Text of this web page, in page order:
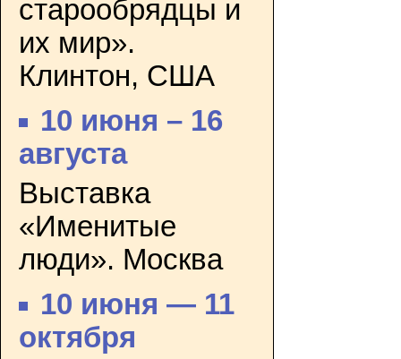
старообрядцы и
их мир».
Клинтон, США
10 июня – 16
августа
Выставка
«Именитые
люди». Москва
10 июня — 11
октября